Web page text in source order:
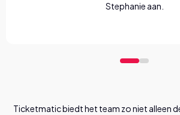
Stephanie aan.
Ticketmatic biedt het team zo niet alleen